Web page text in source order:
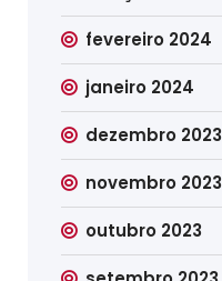
fevereiro 2024
janeiro 2024
dezembro 2023
novembro 2023
outubro 2023